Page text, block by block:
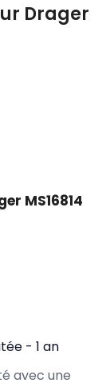
Drager
MS16814
- 1 an
avec une